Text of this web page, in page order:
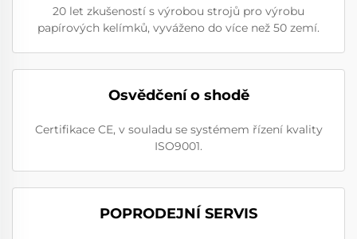
20 let zkušeností s výrobou strojů pro výrobu
papírových kelímků, vyváženo do více než 50 zemí.
Osvědčení o shodě
Certifikace CE, v souladu se systémem řízení kvality
ISO9001.
POPRODEJNÍ SERVIS